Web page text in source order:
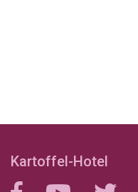
Kartoffel-Hotel